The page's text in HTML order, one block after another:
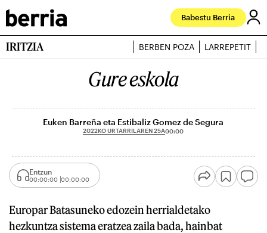
Babestu Berria
IRITZIA BERBEN POZA LARREPETIT
Gure eskola
Euken Barreña eta Estibaliz Gomez de Segura
2022KO URTARRILAREN 25A00:00
Entzun
00:00:00 00:00:00
Europar Batasuneko edozein herrialdetako
hezkuntza sistema eratzea zaila bada, hainbat